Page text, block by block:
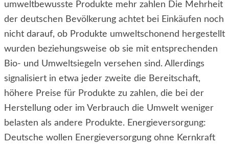
umweltbewusste Produkte mehr zahlen Die Mehrheit
der deutschen Bevölkerung achtet bei Einkäufen noch
nicht darauf, ob Produkte umweltschonend hergestellt
wurden beziehungsweise ob sie mit entsprechenden
Bio- und Umweltsiegeln versehen sind. Allerdings
signalisiert in etwa jeder zweite die Bereitschaft,
höhere Preise für Produkte zu zahlen, die bei der
Herstellung oder im Verbrauch die Umwelt weniger
belasten als andere Produkte. Energieversorgung:
Deutsche wollen Energieversorgung ohne Kernkraft